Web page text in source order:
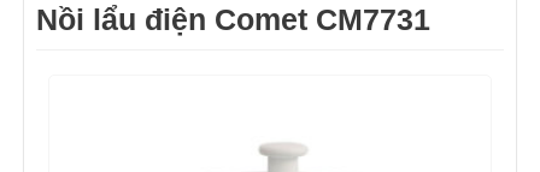
Nồi lẩu điện Comet CM7731